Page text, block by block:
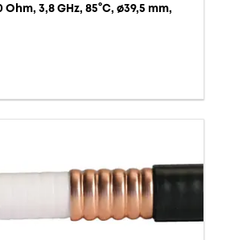
3,8 GHz, 85°C, ø39,5 mm,